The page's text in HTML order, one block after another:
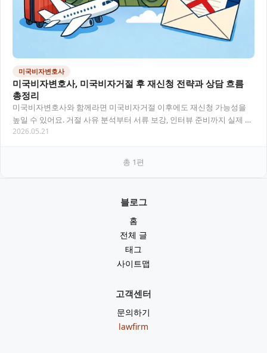
미국비자변호사
미국비자변호사, 미국비자거절 후 재신청 전략과 상담 흐름
총정리
미국비자변호사와 함께라면 미국비자거절 이후에도 재신청 가능성을
높일 수 있어요. 거절 사유 분석부터 서류 보강, 인터뷰 준비까지 실제 상
담 흐름을 중심으로 정리했습니다. 목차 미국…
2026.05.21
총 1편
블로그
홈
전체 글
태그
사이트맵
고객센터
문의하기
lawfirm